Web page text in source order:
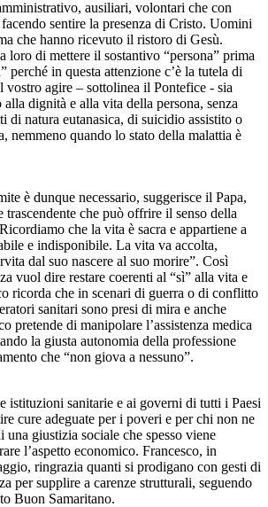
ausiliari, volontari che con
sentire la presenza di Cristo. Uomini
che hanno ricevuto il ristoro di Gesù.
loro di mettere il sostantivo “persona” prima
perché in questa attenzione c’è la tutela di
vostro agire – sottolinea il Pontefice - sia
alla dignità e alla vita della persona, senza
di natura eutanasica, di suicidio assistito o
nemmeno quando lo stato della malattia è
è dunque necessario, suggerisce il Papa,
trascendente che può offrire il senso della
che la vita è sacra e appartiene a
e indisponibile. La vita va accolta,
dal suo nascere al suo morire”. Così
vuol dire restare coerenti al “sì” alla vita e
ricorda che in scenari di guerra o di conflitto
sanitari sono presi di mira e anche
pretende di manipolare l’assistenza medica
la giusta autonomia della professione
che “non giova a nessuno”.
istituzioni sanitarie e ai governi di tutti i Paesi
cure adeguate per i poveri e per chi non ne
una giustizia sociale che spesso viene
l’aspetto economico. Francesco, in
ringrazia quanti si prodigano con gesti di
per supplire a carenze strutturali, seguendo
Buon Samaritano.